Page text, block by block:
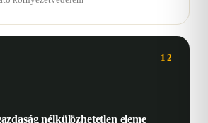
12
nélkülözhetetlen eleme